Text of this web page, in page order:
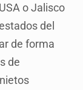
o Jalisco
del
de forma
de